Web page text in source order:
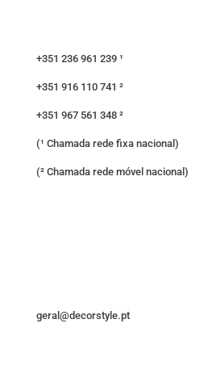
+351 236 961 239 ¹
+351 916 110 741 ²
+351 967 561 348 ²
(¹ Chamada rede fixa nacional)
(² Chamada rede móvel nacional)
geral@decorstyle.pt